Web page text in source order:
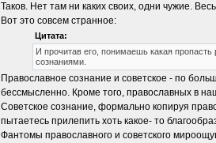
Таков. Нет там ни каких своих, одни чужие.
Вот это совсем странное:
Цитата:
И прочитав его, понимаешь какая
сознаниями.
Православное сознание и советское - по
бессмысленно. Кроме того, православных в
Советское сознание, формально копируя
пытаетесь прилепить хоть какое- то
Фантомы православного и советского